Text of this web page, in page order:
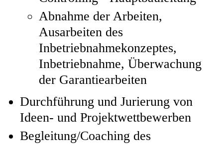
Abnahme der Arbeiten,
Ausarbeiten des
Inbetriebnahmekonzeptes,
Inbetriebnahme, Überwachung
der Garantiearbeiten
Durchführung und Jurierung von
Ideen- und Projektwettbewerben
Begleitung/Coaching des